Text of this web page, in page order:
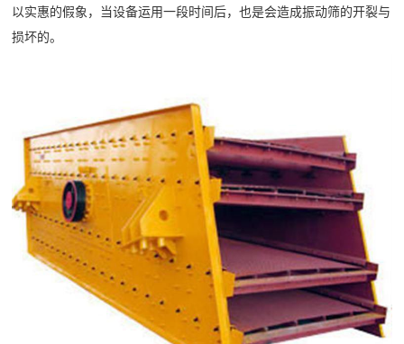
机
橡
胶
弹
簧
筛
骨
破
碎
求
做
出
应
24
时
内
新
闻
行
业
动
态
技
中
心
企
业
宣
工
程
以实惠的假象，当设备运用一段时间后，也是会造成振动筛的开裂与
损坏的。